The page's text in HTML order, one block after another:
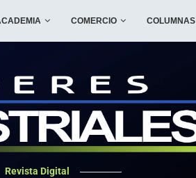
COMERCIO COLUMNAS
Revista Digital